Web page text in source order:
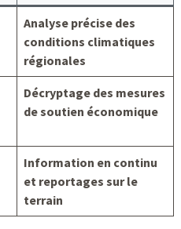
Analyse précise des
conditions climatiques
régionales
Décryptage des mesures
de soutien économique
Information en continu
et reportages sur le
terrain